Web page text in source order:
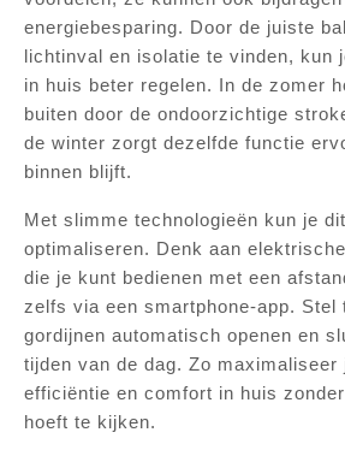
energiebesparing. Door de juiste
lichtinval en isolatie te vinden, kun
in huis beter regelen. In de zomer
buiten door de ondoorzichtige
de winter zorgt dezelfde functie
binnen blijft.
Met slimme technologieën kun je
optimaliseren. Denk aan
die je kunt bedienen met een
zelfs via een smartphone-app. Stel
gordijnen automatisch openen en
tijden van de dag. Zo maximaliseer
efficiëntie en comfort in huis
hoeft te kijken.